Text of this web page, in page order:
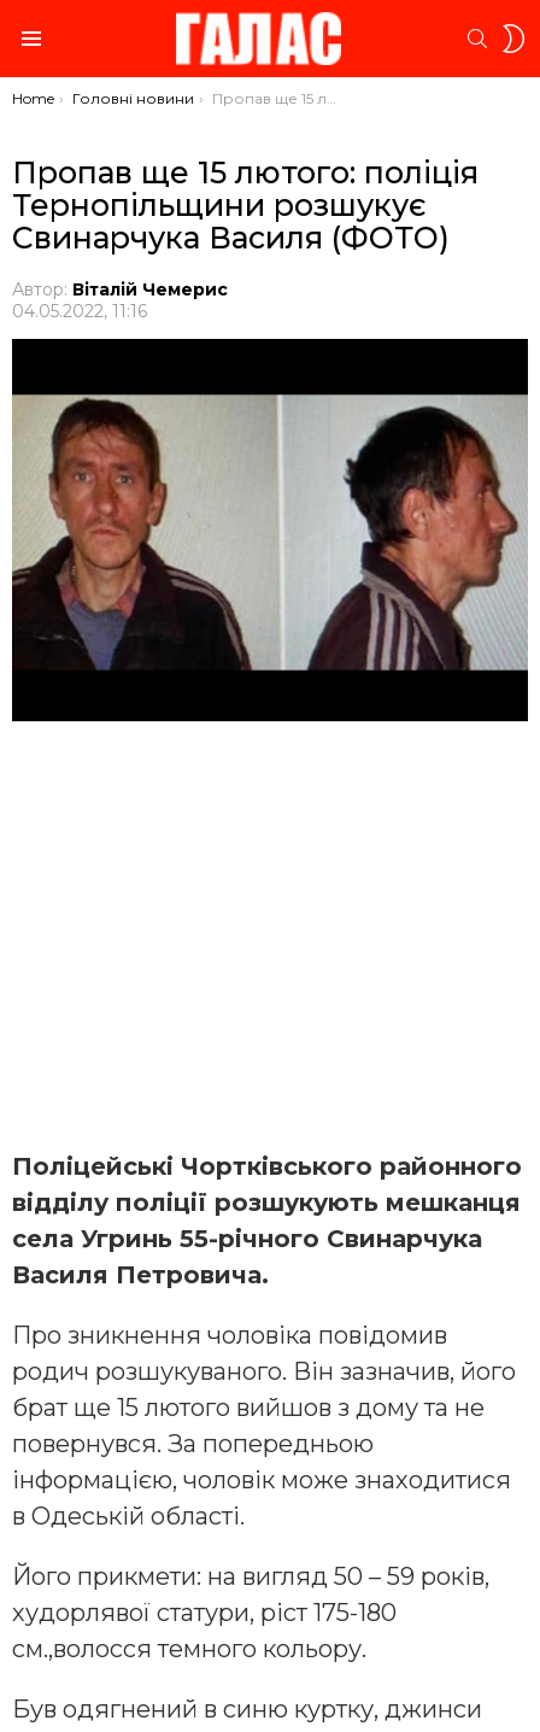
You are here:
Home Головні новини Пропав ще 15 лютого: поліція Тернопільщини розшукує Свинарчука Василя (ФОТО)
Пропав ще 15 лютого: поліція
Тернопільщини розшукує
Свинарчука Василя (ФОТО)
Автор: Віталій Чемерис
04.05.2022, 11:16
Поліцейські Чортківського районного
відділу поліції розшукують мешканця
села Угринь 55-річного Свинарчука
Василя Петровича.
Про зникнення чоловіка повідомив
родич розшукуваного. Він зазначив, його
брат ще 15 лютого вийшов з дому та не
повернувся. За попередньою
інформацією, чоловік може знаходитися
в Одеській області.
Його прикмети: на вигляд 50 – 59 років,
худорлявої статури, ріст 175-180
см.,волосся темного кольору.
Був одягнений в синю куртку, джинси